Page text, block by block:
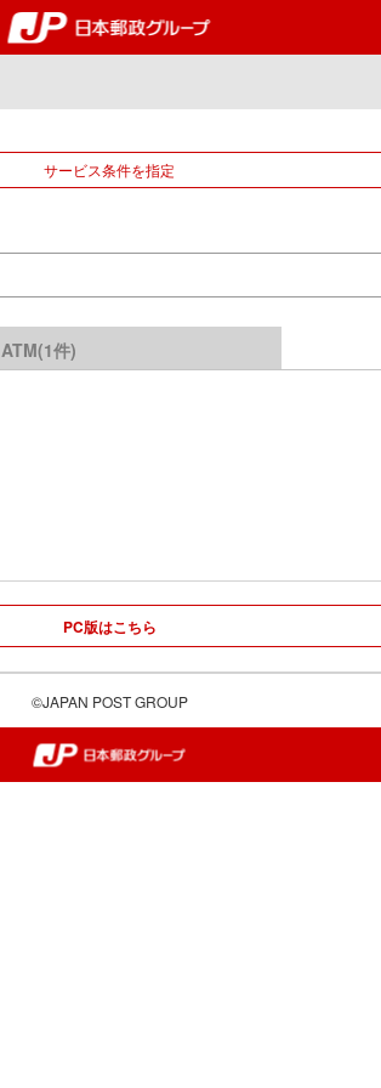
郵便局・日本郵政グループ
サービス条件を指定
ATM(1件)
PC版はこちら
©JAPAN POST GROUP